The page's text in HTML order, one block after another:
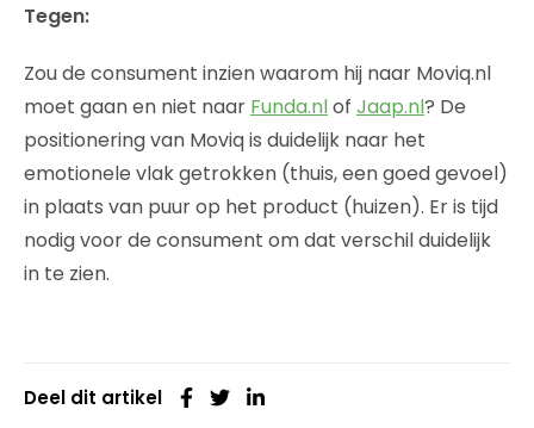
Tegen:
Zou de consument inzien waarom hij naar Moviq.nl
moet gaan en niet naar Funda.nlof Jaap.nl? De
positionering van Moviq is duidelijk naar het
emotionele vlak getrokken (thuis, een goed gevoel)
in plaats van puur op het product (huizen). Er is tijd
nodig voor de consument om dat verschil duidelijk
in te zien.
Deel dit artikel